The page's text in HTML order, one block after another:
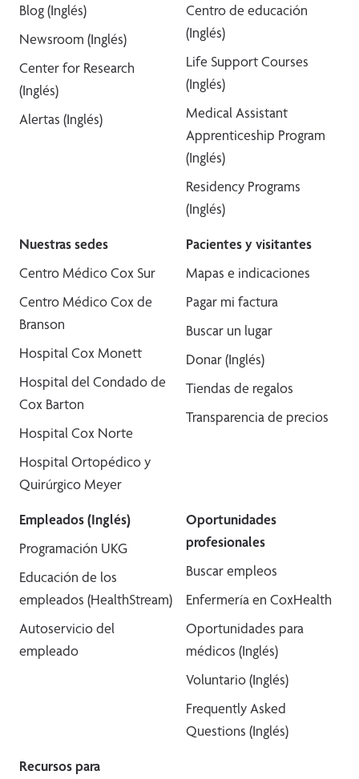
Blog (Inglés)
Newsroom (Inglés)
Center for Research
(Inglés)
Alertas (Inglés)
Centro de educación
(Inglés)
Life Support Courses
(Inglés)
Medical Assistant
Apprenticeship Program
(Inglés)
Residency Programs
(Inglés)
Nuestras sedes
Centro Médico Cox Sur
Centro Médico Cox de
Branson
Hospital Cox Monett
Hospital del Condado de
Cox Barton
Hospital Cox Norte
Hospital Ortopédico y
Quirúrgico Meyer
Pacientes y visitantes
Mapas e indicaciones
Pagar mi factura
Buscar un lugar
Donar (Inglés)
Tiendas de regalos
Transparencia de precios
Empleados (Inglés)
Programación UKG
Educación de los
empleados (HealthStream)
Autoservicio del
empleado
Oportunidades
profesionales
Buscar empleos
Enfermería en CoxHealth
Oportunidades para
médicos (Inglés)
Voluntario (Inglés)
Frequently Asked
Questions (Inglés)
Recursos para